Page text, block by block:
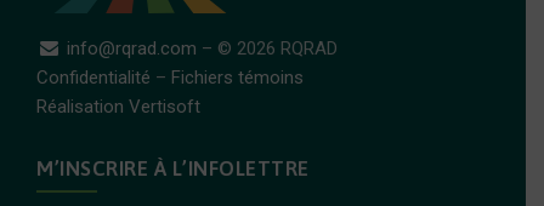
info@rqrad.com – © 2026 RQRAD
Confidentialité – Fichiers témoins
Réalisation Vertisoft
M’INSCRIRE À L’INFOLETTRE